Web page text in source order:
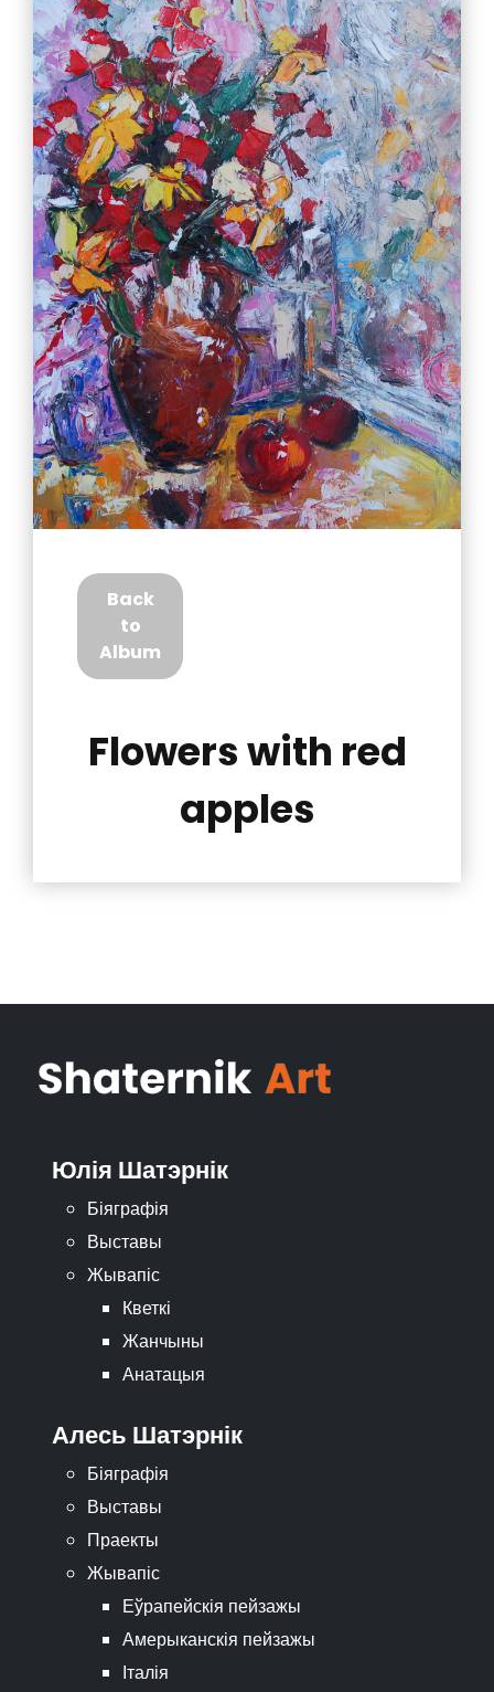
Back
to
Album
Flowers with red
apples
Юлія Шатэрнік
Біяграфія
Выставы
Жывапіс
Кветкі
Жанчыны
Анатацыя
Алесь Шатэрнік
Біяграфія
Выставы
Праекты
Жывапіс
Еўрапейскія пейзажы
Амерыканскія пейзажы
Італія